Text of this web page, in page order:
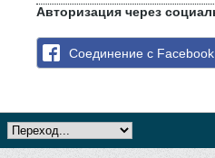
Авторизация через
Соединение с Facebook